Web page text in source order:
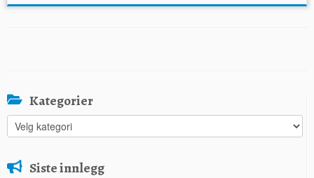
Kategorier
Kategorier
Siste innlegg